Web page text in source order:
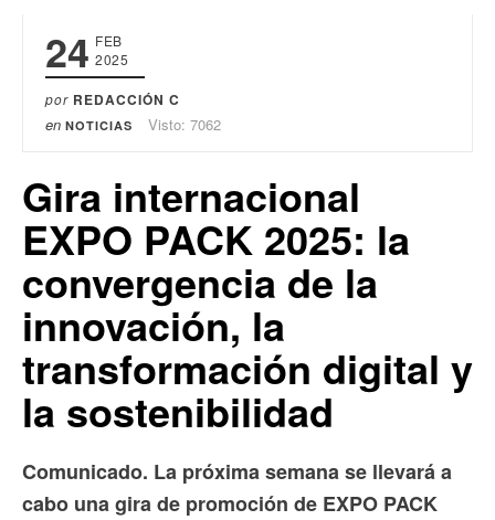
24 FEB
2025
por REDACCIÓN C
en NOTICIAS Visto: 7062
Gira internacional
EXPO PACK 2025: la
convergencia de la
innovación, la
transformación digital y
la sostenibilidad
Comunicado. La próxima semana se llevará a
cabo una gira de promoción de EXPO PACK